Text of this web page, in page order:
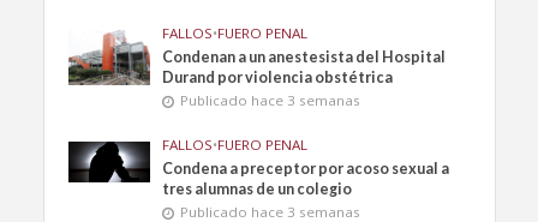
FALLOS•FUERO PENAL
Condenan a un anestesista del Hospital
Durand por violencia obstétrica
Publicado hace 3 semanas
FALLOS•FUERO PENAL
Condena a preceptor por acoso sexual a
tres alumnas de un colegio
Publicado hace 3 semanas